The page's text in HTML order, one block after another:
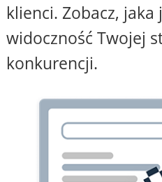
klienci. Zobacz, jaka
widoczność Twojej
konkurencji.